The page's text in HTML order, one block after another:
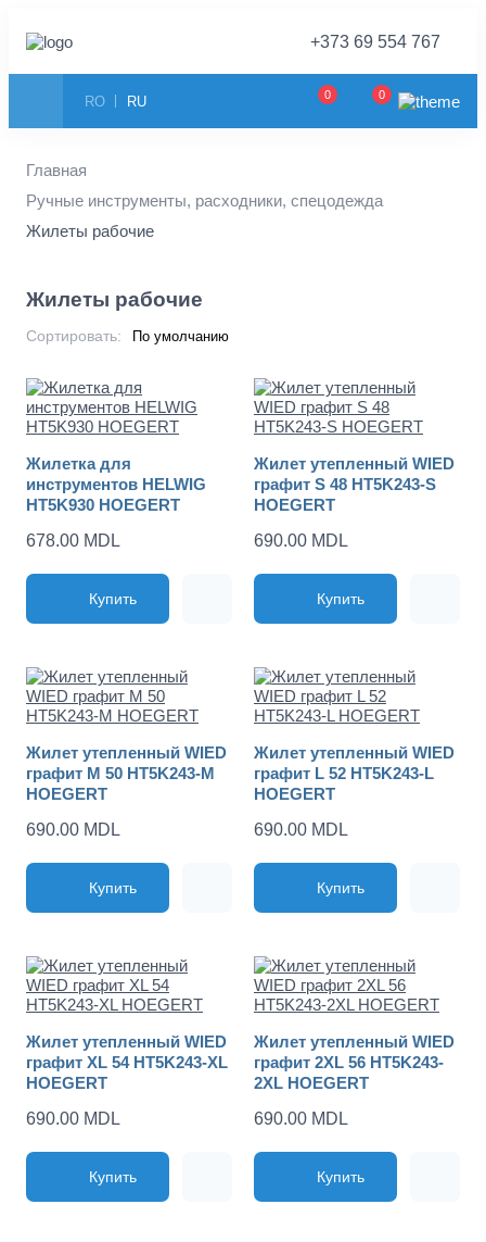
+373 69 554 767
RO RU 0 0
Главная
Ручные инструменты, расходники, спецодежда
Жилеты рабочие
Жилеты рабочие
Сортировать:
Жилетка для
инструментов HELWIG
HT5K930 HOEGERT
678.00 MDL
Купить
Жилет утепленный WIED
графит S 48 HT5K243-S
HOEGERT
690.00 MDL
Купить
Жилет утепленный WIED
графит M 50 HT5K243-M
HOEGERT
690.00 MDL
Купить
Жилет утепленный WIED
графит L 52 HT5K243-L
HOEGERT
690.00 MDL
Купить
Жилет утепленный WIED
графит XL 54 HT5K243-XL
HOEGERT
690.00 MDL
Купить
Жилет утепленный WIED
графит 2XL 56 HT5K243-
2XL HOEGERT
690.00 MDL
Купить